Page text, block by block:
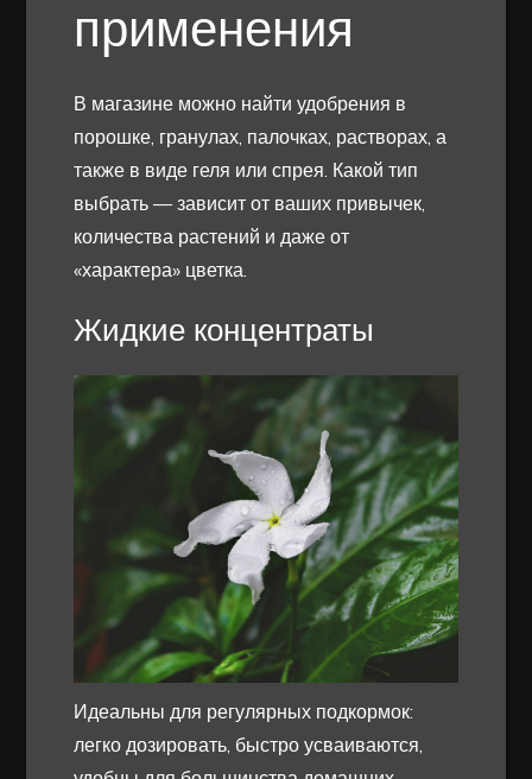
применения
В магазине можно найти удобрения в
порошке, гранулах, палочках, растворах, а
также в виде геля или спрея. Какой тип
выбрать — зависит от ваших привычек,
количества растений и даже от
«характера» цветка.
Жидкие концентраты
Идеальны для регулярных подкормок:
легко дозировать, быстро усваиваются,